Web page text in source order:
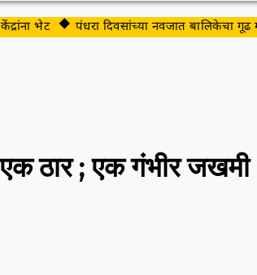
भेट पंधरा दिवसांच्या नवजात बालिकेचा गूढ मृत्यू
ठार ; एक गंभीर जखमी